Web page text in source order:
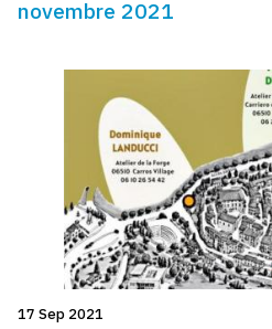
novembre 2021
17 Sep 2021